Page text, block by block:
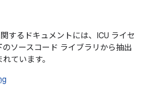
するドキュメントには、ICU ライセ
ソースコード ライブラリから抽出
ています。